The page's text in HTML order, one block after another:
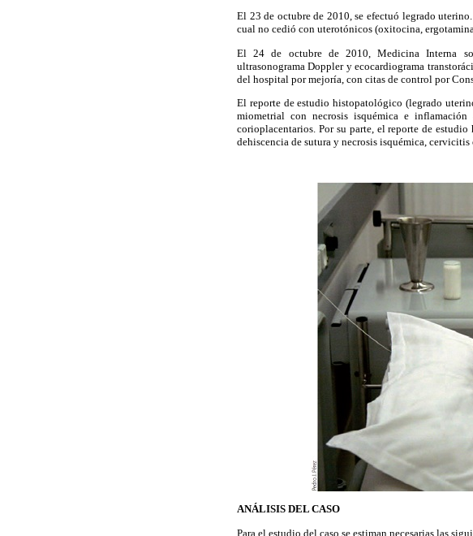
El 23 de octubre de 2010, se efectuó legrado
cual no cedió con uterotónicos (oxitocina,
El 24 de octubre de 2010, Medicina Interna
ultrasonograma Doppler y ecocardiograma
del hospital por mejoría, con citas de control por
El reporte de estudio histopatológico (legrado
miometrial con necrosis isquémica e
corioplacentarios. Por su parte, el reporte de
dehiscencia de sutura y necrosis isquémica,
ANÁLISIS DEL CASO
Para el estudio del caso se estiman necesarias las